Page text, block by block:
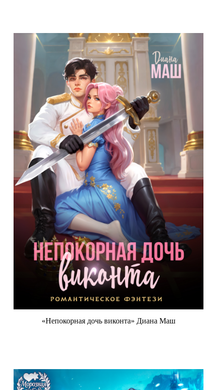
«Непокорная дочь виконта» Диана Маш